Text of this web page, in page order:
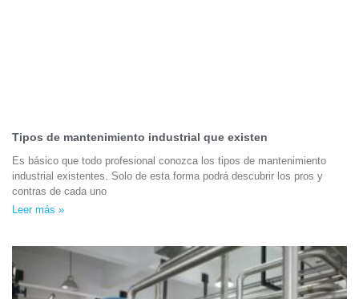
Tipos de mantenimiento industrial que existen
Es básico que todo profesional conozca los tipos de mantenimiento
industrial existentes. Solo de esta forma podrá descubrir los pros y
contras de cada uno
Leer más »